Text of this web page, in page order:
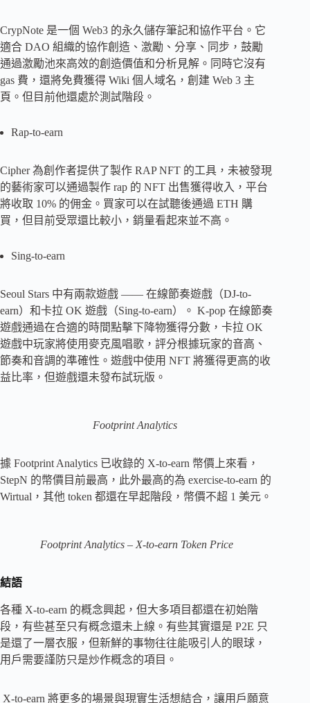
CrypNote 是一個 Web3 的永久儲存筆記和協作平台。它
適合 DAO 組織的協作創造、激勵、分享、同步，鼓勵
通過激勵池來高效的創造價值和分析見解。同時它沒有
gas 費，還將免費獲得 Wiki 個人域名，創建 Web 3 主
頁。但目前他還處於測試階段。
Rap-to-earn
Cipher 為創作者提供了製作 RAP NFT 的工具，未被發現
的藝術家可以通過製作 rap 的 NFT 出售獲得收入，平台
將收取 10% 的佣金。買家可以在試聽後通過 ETH 購
買，但目前受眾還比較小，銷量看起來並不高。
Sing-to-earn
Seoul Stars 中有兩款遊戲 —— 在線節奏遊戲（DJ-to-
earn）和卡拉 OK 遊戲（Sing-to-earn）。 K-pop 在線節奏
遊戲通過在合適的時間點擊下降物獲得分數，卡拉 OK
遊戲中玩家將使用麥克風唱歌，評分根據玩家的音高、
節奏和音調的準確性。遊戲中使用 NFT 將獲得更高的收
益比率，但遊戲還未發布試玩版。
Footprint Analytics
據 Footprint Analytics 已收錄的 X-to-earn 幣價上來看，
StepN 的幣價目前最高，此外最高的為 exercise-to-earn 的
Wirtual，其他 token 都還在早起階段，幣價不超 1 美元。
Footprint Analytics – X-to-earn Token Price
結語
各種 X-to-earn 的概念興起，但大多項目都還在初始階
段，有些甚至只有概念還未上線。有些其實還是 P2E 只
是還了一層衣服，但新鮮的事物往往能吸引人的眼球，
用戶需要謹防只是炒作概念的項目。
X-to-earn 將更多的場景與現實生活想結合，讓用戶願意